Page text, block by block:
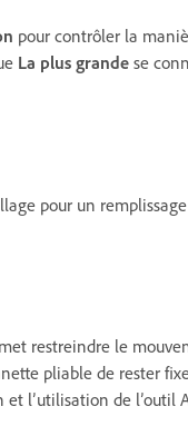
pour contrôler la
La plus grande se
pour un
restreindre le
pliable de rester
l’utilisation de l’outil